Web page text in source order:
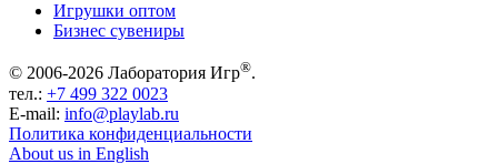
Игрушки оптом
Бизнес сувениры
© 2006-2026 Лаборатория Игр®.
тел.: +7 499 322 0023
E-mail: info@playlab.ru
Политика конфиденциальности
About us in English